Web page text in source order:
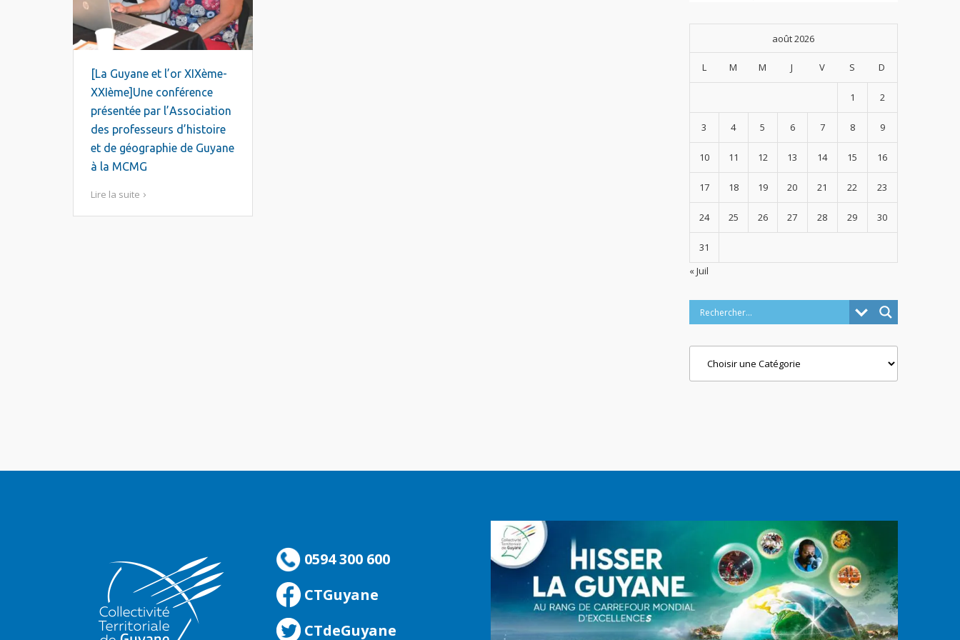
[La Guyane et l’or XIXème-
XXIème]Une conférence
présentée par l’Association
des professeurs d’histoire
et de géographie de Guyane
à la MCMG
Lire la suite
août 2026
L M M J V S D
1 2
3 4 5 6 7 8 9
10 11 12 13 14 15 16
17 18 19 20 21 22 23
24 25 26 27 28 29 30
31
« Juil
0594 300 600
CTGuyane
CTdeGuyane